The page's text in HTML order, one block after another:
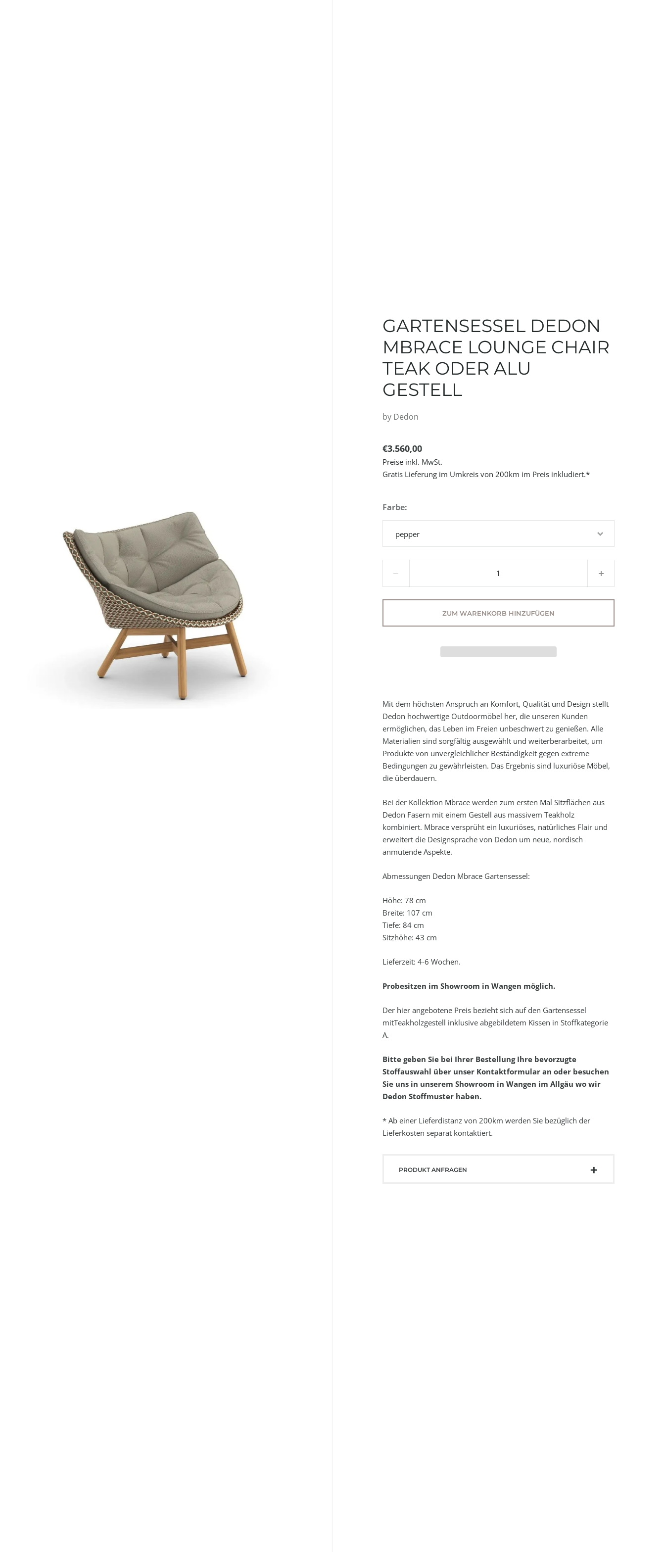
GARTENSESSEL DEDON
MBRACE LOUNGE CHAIR
TEAK ODER ALU
GESTELL
by Dedon
€3.560,00
Preise inkl. MwSt.
Gratis Lieferung im Umkreis von 200km im Preis inkludiert.*
Farbe
pepper
ZUM WARENKORB HINZUFÜGEN
Mit dem höchsten Anspruch an Komfort, Qualität und Design stellt
Dedon hochwertige Outdoormöbel her, die unseren Kunden
ermöglichen, das Leben im Freien unbeschwert zu genießen. Alle
Materialien sind sorgfältig ausgewählt und weiterberarbeitet, um
Produkte von unvergleichlicher Beständigkeit gegen extreme
Bedingungen zu gewährleisten. Das Ergebnis sind luxuriöse Möbel,
die überdauern.
Bei der Kollektion Mbrace werden zum ersten Mal Sitzflächen aus
Dedon Fasern mit einem Gestell aus massivem Teakholz
kombiniert. Mbrace versprüht ein luxuriöses, natürliches Flair und
erweitert die Designsprache von Dedon um neue, nordisch
anmutende Aspekte.
Abmessungen Dedon Mbrace Gartensessel:
Höhe: 78 cm
Breite: 107 cm
Tiefe: 84 cm
Sitzhöhe: 43 cm
Lieferzeit: 4-6 Wochen.
Probesitzen im Showroom in Wangen möglich.
Der hier angebotene Preis bezieht sich auf den Gartensessel
mitTeakholzgestell inklusive abgebildetem Kissen in Stoffkategorie
A.
Bitte geben Sie bei Ihrer Bestellung Ihre bevorzugte
Stoffauswahl über unser Kontaktformular an oder besuchen
Sie uns in unserem Showroom in Wangen im Allgäu wo wir
Dedon Stoffmuster haben.
* Ab einer Lieferdistanz von 200km werden Sie bezüglich der
Lieferkosten separat kontaktiert.
PRODUKT ANFRAGEN